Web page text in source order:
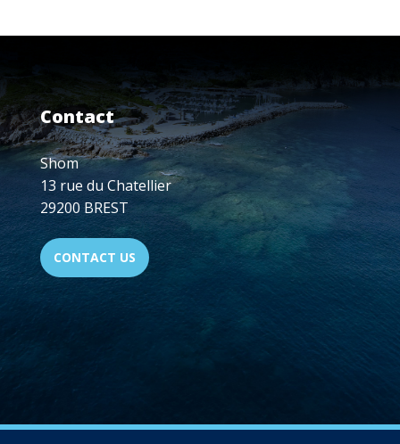
Contact
Shom
13 rue du Chatellier
29200 BREST
CONTACT US